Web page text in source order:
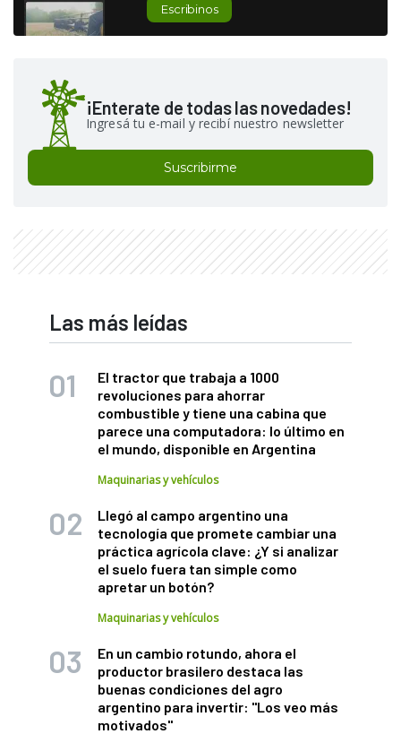
Escribinos
¡Enterate de todas las novedades!
Ingresá tu e-mail y recibí nuestro newsletter
Suscribirme
Las más leídas
El tractor que trabaja a 1000
revoluciones para ahorrar
combustible y tiene una cabina que
parece una computadora: lo último en
el mundo, disponible en Argentina
Maquinarias y vehículos
Llegó al campo argentino una
tecnología que promete cambiar una
práctica agrícola clave: ¿Y si analizar
el suelo fuera tan simple como
apretar un botón?
Maquinarias y vehículos
En un cambio rotundo, ahora el
productor brasilero destaca las
buenas condiciones del agro
argentino para invertir: "Los veo más
motivados"